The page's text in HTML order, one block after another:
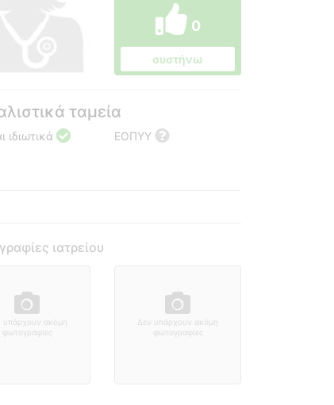
0
συστήνω
ταμεία
ιδιωτικά ΕΟΠΥΥ
ιατρείου
υπάρχουν ακόμη
φωτογραφίες
Δεν υπάρχουν ακόμη
φωτογραφίες